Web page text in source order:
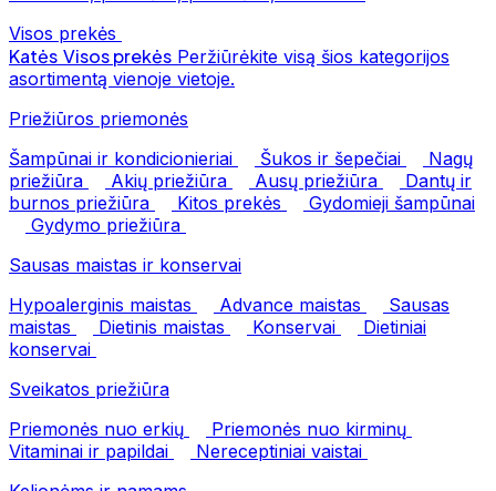
Visos prekės
Katės Visos prekės Peržiūrėkite visą šios kategorijos
asortimentą vienoje vietoje.
Priežiūros priemonės
Šampūnai ir kondicionieriai
Šukos ir šepečiai
Nagų
priežiūra
Akių priežiūra Ausų priežiūra
Dantų ir
burnos priežiūra
Kitos prekės
Gydomieji šampūnai
Gydymo priežiūra
Sausas maistas ir konservai
Hypoalerginis maistas
Advance maistas
Sausas
maistas
Dietinis maistas Konservai
Dietiniai
konservai
Sveikatos priežiūra
Priemonės nuo erkių
Priemonės nuo kirminų
Vitaminai ir papildai
Nereceptiniai vaistai